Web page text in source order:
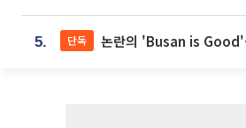
5. 단독 논란의 'Busan is Good'…8억 도시브랜드, 용